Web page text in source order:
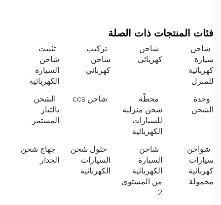
فئات المنتجات ذات الصلة
شاحن
سيارة
كهربائية
للمنزل
شاحن
كهربائي
تركيب
شاحن
كهربائي
تثبيت
شاحن
السيارة
الكهربائية
وحدة
الشحن
محطّة
شحن منزلية
للسيارات
الكهربائية
شاحن ccs
الشحن
بالتيار
المستمر
شواحن
سيارات
كهربائية
محمولة
شاحن
السيارة
الكهربائية
من المستوى
2
حلول شحن
السيارات
الكهربائية
جهاج شحن
الجدار